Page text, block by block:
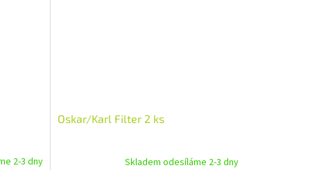
2-3 dny
Oskar/Karl Filter 2 ks
Skladem odesíláme 2-3 dny